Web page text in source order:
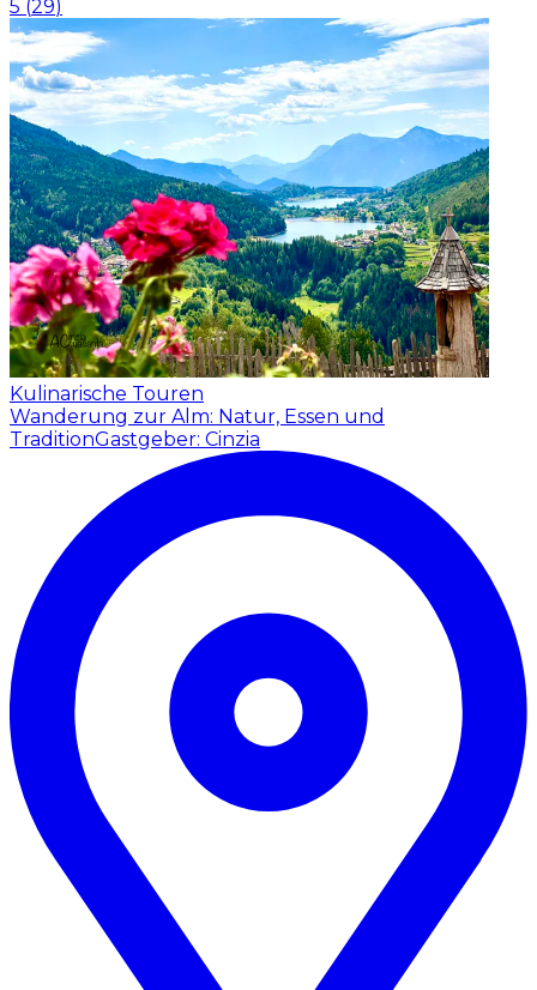
5 (29)
Kulinarische Touren
Wanderung zur Alm: Natur, Essen und
TraditionGastgeber: Cinzia